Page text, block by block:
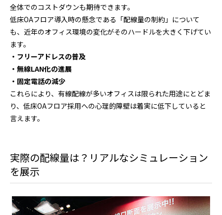
全体でのコストダウンも期待できます。
低床OAフロア導入時の懸念である「配線量の制約」について
も、近年のオフィス環境の変化がそのハードルを大きく下げてい
ます。
・フリーアドレスの普及
・無線LAN化の進展
・固定電話の減少
これらにより、有線配線が多いオフィスは限られた用途にとどま
り、低床OAフロア採用への心理的障壁は着実に低下していると
言えます。
実際の配線量は？リアルなシミュレーション
を展示